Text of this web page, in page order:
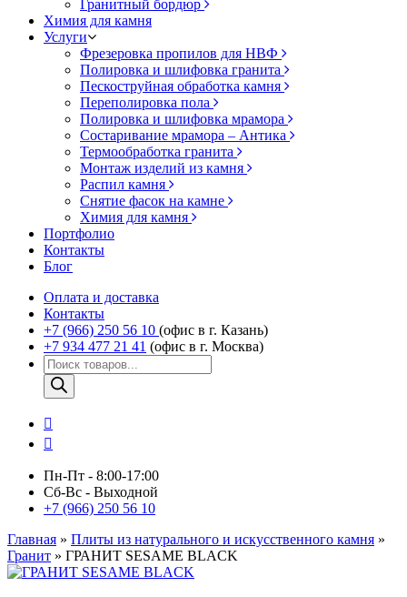
Гранитный бордюр
Химия для камня
Услуги
Фрезеровка пропилов для НВФ
Полировка и шлифовка гранита
Пескоструйная обработка камня
Переполировка пола
Полировка и шлифовка мрамора
Состаривание мрамора – Антика
Термообработка гранита
Монтаж изделий из камня
Распил камня
Снятие фасок на камне
Химия для камня
Портфолио
Контакты
Блог
Оплата и доставка
Контакты
+7 (966) 250 56 10 (офис в г. Казань)
+7 934 477 21 41 (офис в г. Москва)
Поиск
товаров
Пн-Пт - 8:00-17:00
Сб-Вс - Выходной
+7 (966) 250 56 10
Главная » Плиты из натурального и искусственного камня »
Гранит » ГРАНИТ SESAME BLACK